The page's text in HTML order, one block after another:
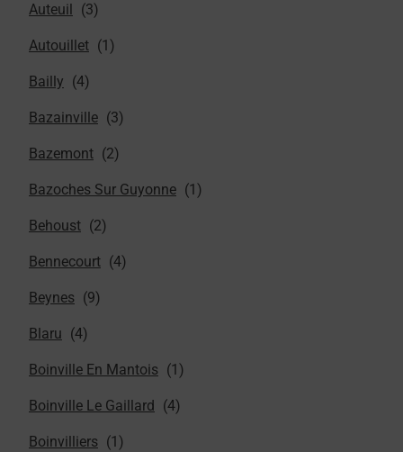
Auteuil
Autouillet
Bailly
Bazainville
Bazemont
Bazoches Sur Guyonne
Behoust
Bennecourt
Beynes
Blaru
Boinville En Mantois
Boinville Le Gaillard
Boinvilliers